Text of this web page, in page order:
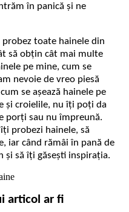
în panică și ne
toate hainele din
să obțin cât mai multe
pe mine, cum se
nevoie de vreo piesă
se așează hainele pe
și croielile, nu îți poți da
porți sau nu împreună.
probezi hainele, să
iar când rămâi în pană de
și să îți găsești inspirația.
articol ar fi